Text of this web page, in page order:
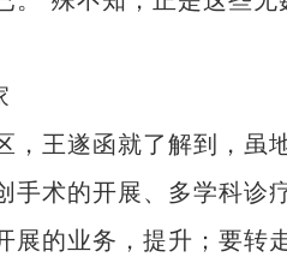
王遂函就了解到，虽
手术的开展、多学科诊
展的业务，提升；要转